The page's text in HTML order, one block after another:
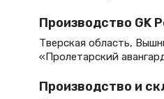
Производство GK
Тверская область,
«Пролетарский
Производство и